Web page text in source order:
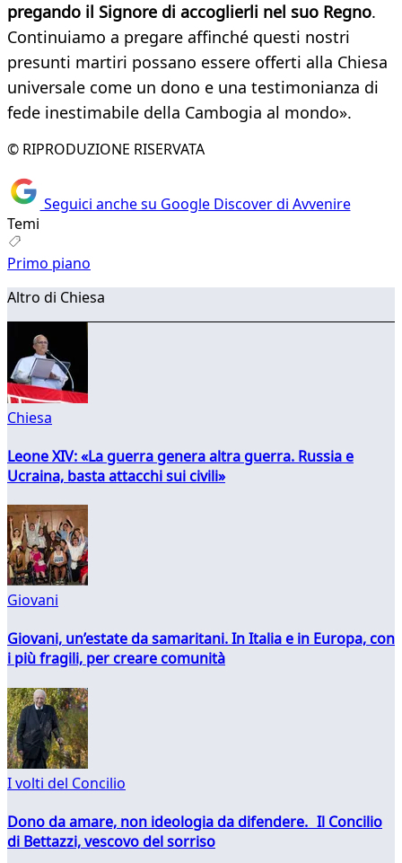
pregando il Signore di accoglierli nel suo Regno.
Continuiamo a pregare affinché questi nostri
presunti martiri possano essere offerti alla Chiesa
universale come un dono e una testimonianza di
fede inestimabile della Cambogia al mondo».
© RIPRODUZIONE RISERVATA
Seguici anche su Google Discover di Avvenire
Temi
Primo piano
Altro di Chiesa
Chiesa
Leone XIV: «La guerra genera altra guerra. Russia e
Ucraina, basta attacchi sui civili»
Giovani
Giovani, un’estate da samaritani. In Italia e in Europa, con
i più fragili, per creare comunità
I volti del Concilio
Dono da amare, non ideologia da difendere. Il Concilio
di Bettazzi, vescovo del sorriso